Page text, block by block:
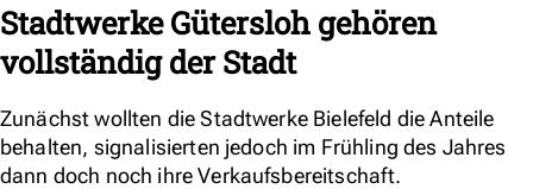
Stadtwerke Gütersloh gehören
vollständig der Stadt
Zunächst wollten die Stadtwerke Bielefeld die Anteile
behalten, signalisierten jedoch im Frühling des Jahres
dann doch noch ihre Verkaufsbereitschaft.